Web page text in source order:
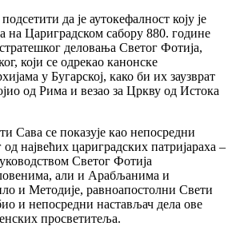
да је аутокефалност коју је
на Цариградском сабору 880. године
деловања Светог Фотија,
који се одрекао канонске
у Бугарској, како би их заузврат
од Рима и везао за Цркву од Истока
Сава се показује као непосредни
од највећих цариградских патријараха –
Светог Фотија
али и Арабљанима и
и Методије, равноапостолни Свети
и непосредни настављач дела ове
просветитеља.